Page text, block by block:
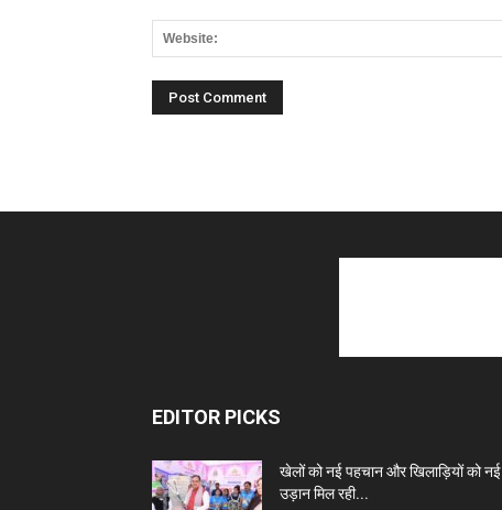
EDITOR PICKS
खेलों को नई पहचान और खिलाड़ियों को नई
उड़ान मिल रही...